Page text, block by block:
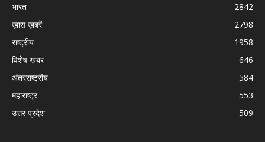
भारत
2842
ख़ास ख़बरें
2798
राष्ट्रीय
1958
विशेष खबर
646
अंतरराष्ट्रीय
584
महाराष्ट्र
553
उत्तर प्रदेश
509